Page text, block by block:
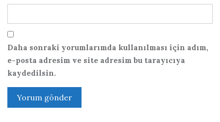
Daha sonraki yorumlarımda kullanılması için adım,
e-posta adresim ve site adresim bu tarayıcıya
kaydedilsin.